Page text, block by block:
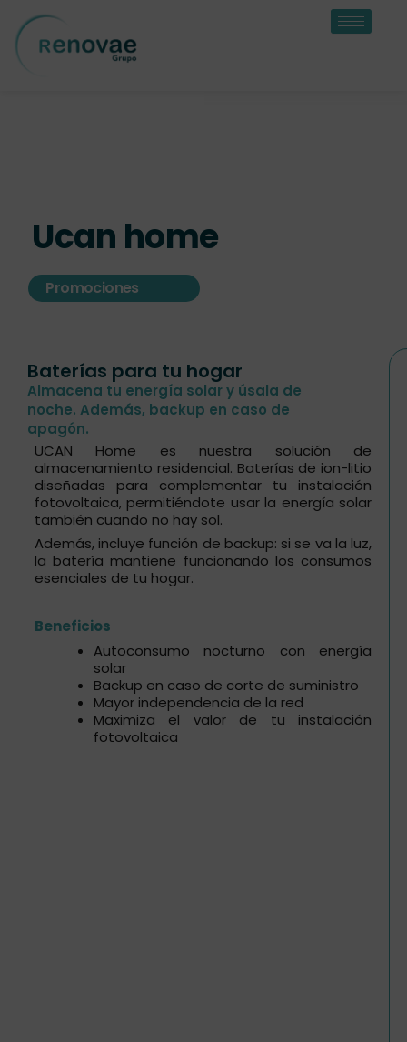
contenido
Ucan home
Promociones
Baterías para tu hogar
Almacena tu energía solar y úsala de
noche. Además, backup en caso de
apagón.
UCAN Home es nuestra solución de
almacenamiento residencial. Baterías de ion-litio
diseñadas para complementar tu instalación
fotovoltaica, permitiéndote usar la energía solar
también cuando no hay sol.
Además, incluye función de backup: si se va la luz,
la batería mantiene funcionando los consumos
esenciales de tu hogar.
Beneficios
Autoconsumo nocturno con energía
solar
Backup en caso de corte de suministro
Mayor independencia de la red
Maximiza el valor de tu instalación
fotovoltaica